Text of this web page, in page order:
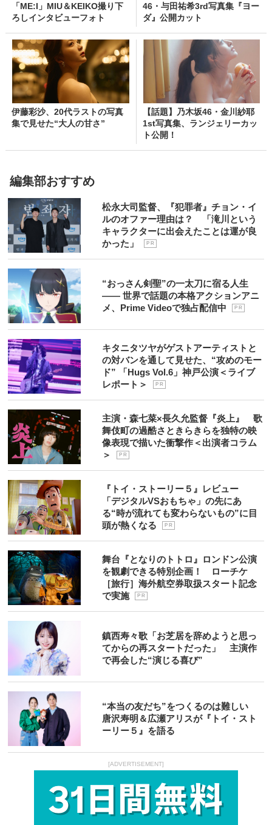
「ME:I」MIU＆KEIKO撮り下
ろしインタビューフォト
46・与田祐希3rd写真集『ヨー
ダ』公開カット
伊藤彩沙、20代ラストの写真
集で見せた“大人の甘さ”
【話題】乃木坂46・金川紗耶
1st写真集、ランジェリーカッ
ト公開！
編集部おすすめ
松永大司監督、『犯罪者』チョン・イ
ルのオファー理由は？ 「滝川という
キャラクターに出会えたことは運が良
かった」
P R
“おっさん剣聖”の一太刀に宿る人生
―― 世界で話題の本格アクションアニ
メ、Prime Videoで独占配信中
P R
キタニタツヤがゲストアーティストと
の対バンを通して見せた、“攻めのモー
ド” 「Hugs Vol.6」神戸公演＜ライブ
レポート＞
P R
主演・森七菜×長久允監督『炎上』 歌
舞伎町の過酷さときらきらを独特の映
像表現で描いた衝撃作＜出演者コラム
＞
P R
『トイ・ストーリー５』レビュー
「デジタルVSおもちゃ」の先にあ
る“時が流れても変わらないもの”に目
頭が熱くなる
P R
舞台『となりのトトロ』ロンドン公演
を観劇できる特別企画！ ローチケ
［旅行］海外航空券取扱スタート記念
で実施
P R
鎮西寿々歌「お芝居を辞めようと思っ
てからの再スタートだった」 主演作
で再会した“演じる喜び”
“本当の友だち”をつくるのは難しい
唐沢寿明＆広瀬アリスが『トイ・スト
ーリー５』を語る
[ADVERTISEMENT]